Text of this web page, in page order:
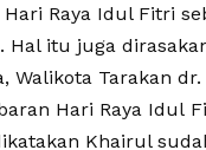
Hari Raya Idul Fitri
Hal itu juga
Walikota Tarakan
Hari Raya Idul
Khairul